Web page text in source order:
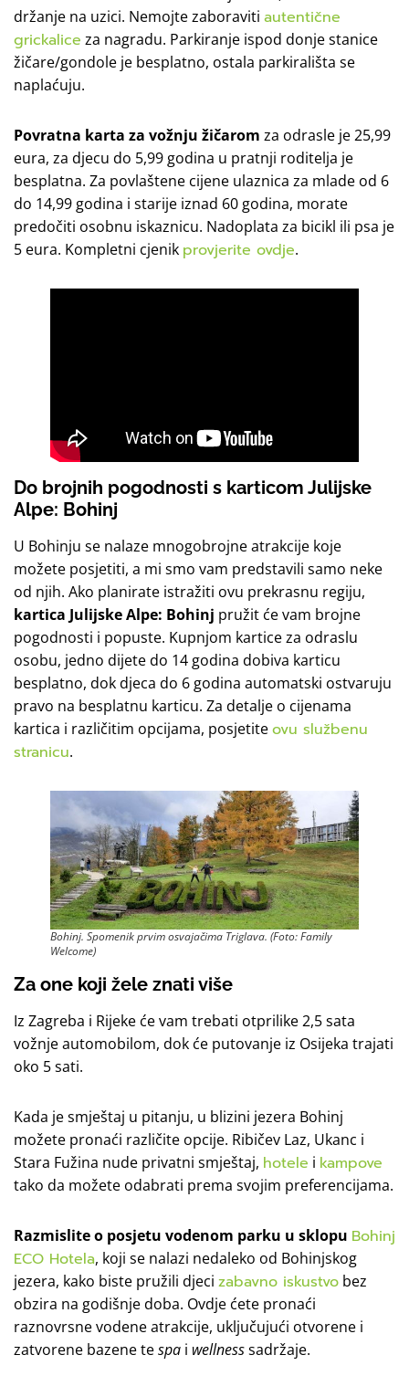
držanje na uzici. Nemojte zaboraviti autentične
grickalice za nagradu. Parkiranje ispod donje stanice
žičare/gondole je besplatno, ostala parkirališta se
naplaćuju.
Povratna karta za vožnju žičarom za odrasle je 25,99
eura, za djecu do 5,99 godina u pratnji roditelja je
besplatna. Za povlaštene cijene ulaznica za mlade od 6
do 14,99 godina i starije iznad 60 godina, morate
predočiti osobnu iskaznicu. Nadoplata za bicikl ili psa je
5 eura. Kompletni cjenik provjerite ovdje.
Do brojnih pogodnosti s karticom Julijske
Alpe: Bohinj
U Bohinju se nalaze mnogobrojne atrakcije koje
možete posjetiti, a mi smo vam predstavili samo neke
od njih. Ako planirate istražiti ovu prekrasnu regiju,
kartica Julijske Alpe: Bohinj pružit će vam brojne
pogodnosti i popuste. Kupnjom kartice za odraslu
osobu, jedno dijete do 14 godina dobiva karticu
besplatno, dok djeca do 6 godina automatski ostvaruju
pravo na besplatnu karticu. Za detalje o cijenama
kartica i različitim opcijama, posjetiteovu službenu
stranicu.
Bohinj. Spomenik prvim osvajačima Triglava. (Foto: Family
Welcome)
Za one koji žele znati više
Iz Zagreba i Rijeke će vam trebati otprilike 2,5 sata
vožnje automobilom, dok će putovanje iz Osijeka trajati
oko 5 sati.
Kada je smještaj u pitanju, u blizini jezera Bohinj
možete pronaći različite opcije. Ribičev Laz, Ukanc i
Stara Fužina nude privatni smještaj, hotele i kampove
tako da možete odabrati prema svojim preferencijama.
Razmislite o posjetu vodenom parku u sklopu Bohinj
ECO Hotela, koji se nalazi nedaleko od Bohinjskog
jezera, kako biste pružili djeci zabavno iskustvo bez
obzira na godišnje doba. Ovdje ćete pronaći
raznovrsne vodene atrakcije, uključujući otvorene i
zatvorene bazene tespa i wellnesssadržaje.